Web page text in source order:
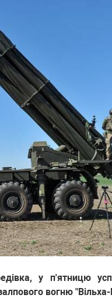
у п'ятницю
вогню